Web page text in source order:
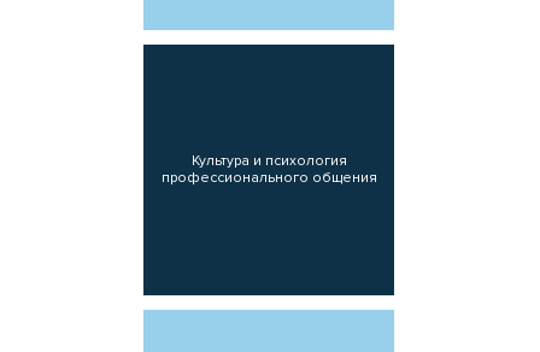
Культура и психология
профессионального общения